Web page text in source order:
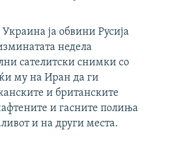
ја обвини Русија
недела
сателитски снимки со
му на Иран да ги
и британските
и гасните полиња
и на други места.